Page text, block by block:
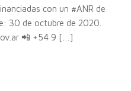
con un #ANR de
30 de octubre de 2020.
📲 +54 9 […]